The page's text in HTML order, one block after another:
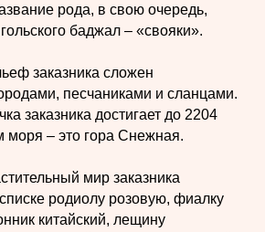
рода, в свою очередь,
баджал – «свояки».
заказника сложен
песчаниками и сланцами.
заказника достигает до 2204
моря – это гора Снежная.
мир заказника
родиолу розовую, фиалку
китайский, лещину